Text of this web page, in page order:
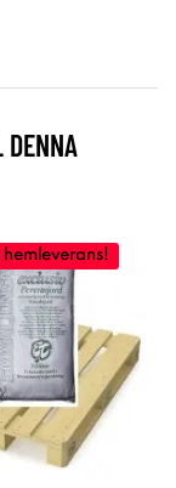
DENNA
hemleverans!